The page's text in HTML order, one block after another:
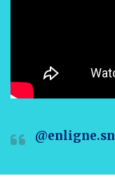
@enligne.sn